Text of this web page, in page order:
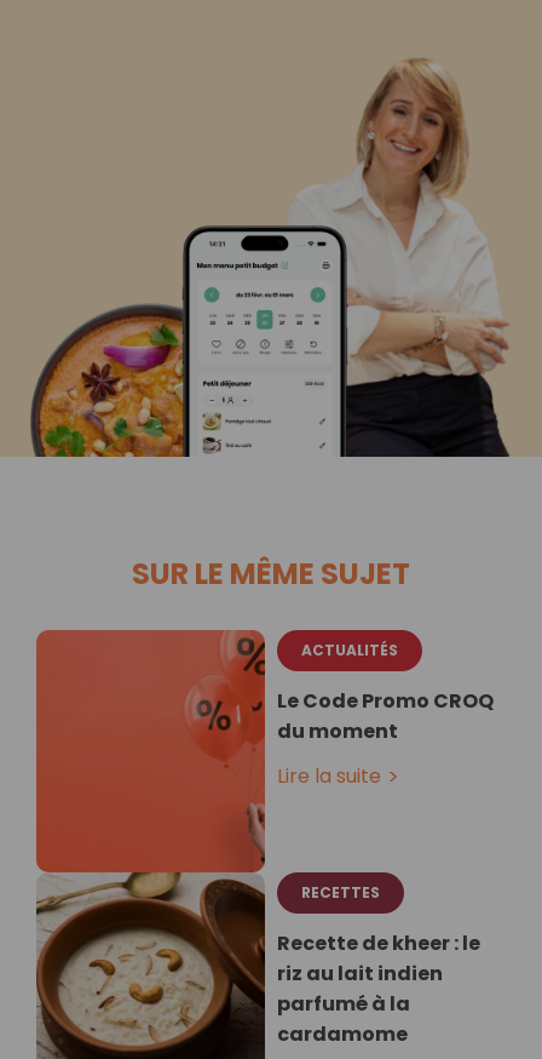
SUR LE MÊME SUJET
ACTUALITÉS
Le Code Promo CROQ
du moment
Lire la suite
RECETTES
Recette de kheer : le
riz au lait indien
parfumé à la
cardamome